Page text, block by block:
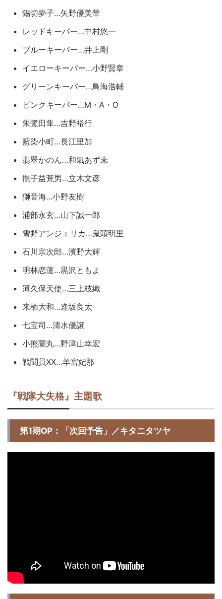
錫切夢子…矢野優美華
レッドキーパー…中村悠一
ブルーキーパー…井上剛
イエローキーパー…小野賢章
グリーンキーパー…鳥海浩輔
ピンクキーパー…M・A・O
朱鷺田隼…吉野裕行
藍染小町…長江里加
翡翠かのん…和氣あず未
撫子益荒男…立木文彦
獅音海…小野友樹
浦部永玄…山下誠一郎
雪野アンジェリカ…鬼頭明里
石川宗次郎…濱野大輝
明林恋蓮…黒沢ともよ
薄久保天使…三上枝織
来栖大和…逢坂良太
七宝司…清水優譲
小熊蘭丸…野津山幸宏
戦闘員XX…羊宮妃那
『戦隊大失格』主題歌
第1期OP：「次回予告」／キタニタツヤ